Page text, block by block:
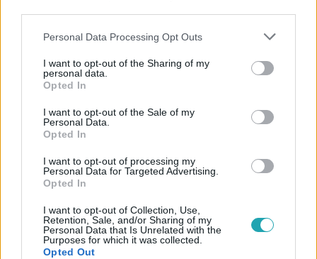
Please note that this website/app uses one or more Google
not limited to your visit or usage behaviour. You may click to
grant or deny consent to Google and its third-party tags to
use your data for below specified purposes in below Google
consent section.
Personal Data Processing Opt Outs
I want to opt-out of the Sharing of my
personal data.
Opted In
I want to opt-out of the Sale of my
Personal Data.
Opted In
I want to opt-out of processing my
Personal Data for Targeted Advertising.
Opted In
I want to opt-out of Collection, Use,
Retention, Sale, and/or Sharing of my
Personal Data that Is Unrelated with the
Purposes for which it was collected.
Opted Out
NŐGYÓGYÁSZ #BETEGSÉG
Népszerű